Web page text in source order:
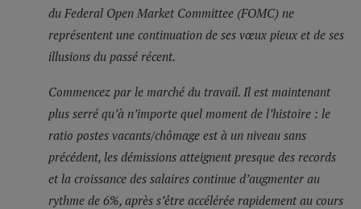
du Federal Open Market Committee (FOMC) ne
représentent une continuation de ses vœux pieux et de ses
illusions du passé récent.
Commencez par le marché du travail. Il est maintenant
plus serré qu’à n’importe quel moment de l’histoire : le
ratio postes vacants/chômage est à un niveau sans
précédent, les démissions atteignent presque des records
et la croissance des salaires continue d’augmenter au
rythme de 6%, après s’être accélérée rapidement au cours